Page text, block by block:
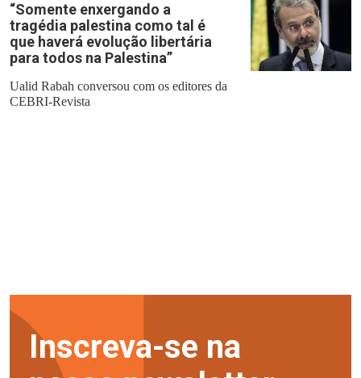
“Somente enxergando a
tragédia palestina como tal é
que haverá evolução libertária
para todos na Palestina”
Ualid Rabah conversou com os editores da
CEBRI-Revista
Inscreva-se na